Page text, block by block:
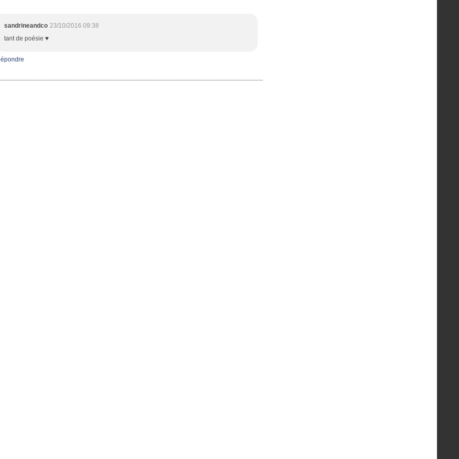
sandrineandco 23/10/2016 09:38
tant de poésie ♥